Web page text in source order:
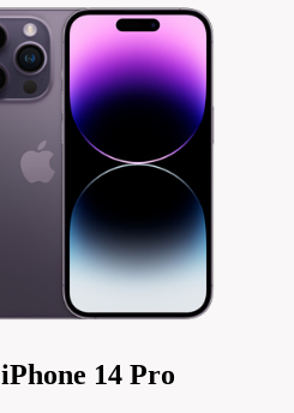
iPhone 14 Pro